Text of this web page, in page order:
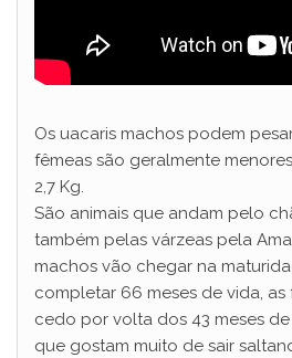
Os uacaris machos podem
fêmeas são geralmente
2,7 Kg.
São animais que andam pelo
também pelas várzeas pela
machos vão chegar na
completar 66 meses de vida, as
cedo por volta dos 43 meses de
que gostam muito de sair